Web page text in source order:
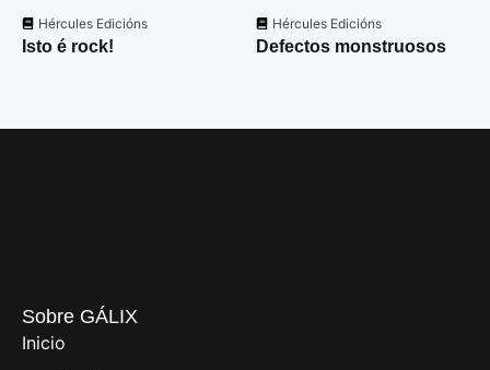
Hércules Edicións
Isto é rock!
Hércules Edicións
Defectos monstruosos
Sobre GÁLIX
Inicio